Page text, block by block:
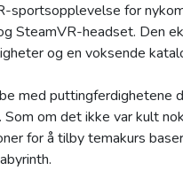
sportsopplevelse for
SteamVR-headset. Den
og en voksende
med puttingferdighetene
om det ikke var kult
for å tilby temakurs